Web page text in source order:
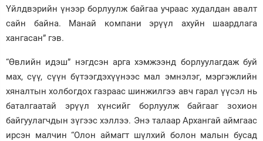
Үйлдвэрийн үнээр борлуулж байгаа учраас худалдан авалт
сайн байна. Манай компани эрүүл ахуйн шаардлага
хангасан” гэв.
“Өвлийн идэш” нэгдсэн арга хэмжээнд борлуулагдаж буй
мах, сүү, сүүн бүтээгдэхүүнээс мал эмнэлэг, мэргэжлийн
хяналтын холбогдох газраас шинжилгээ авч гарал үүсэл нь
баталгаатай эрүүл хүнсийг борлуулж байгааг зохион
байгуулагчдын зүгээс хэллээ. Энэ талаар Архангай аймгаас
ирсэн малчин “Олон аймагт шүлхий болон малын бусад